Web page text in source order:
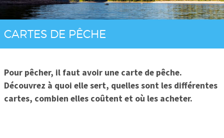
CARTES DE PÊCHE
Pour pêcher, il faut avoir une carte de pêche.
Découvrez à quoi elle sert, quelles sont les différentes
cartes, combien elles coûtent et où les acheter.